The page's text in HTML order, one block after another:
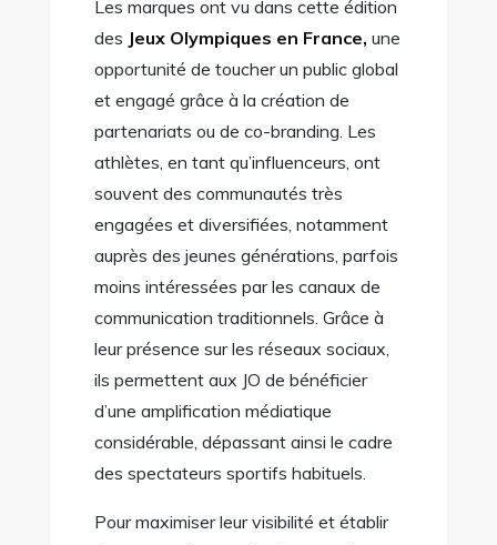
Les marques ont vu dans cette édition
des Jeux Olympiques en France, une
opportunité de toucher un public global
et engagé grâce à la création de
partenariats ou de co-branding. Les
athlètes, en tant qu’influenceurs, ont
souvent des communautés très
engagées et diversifiées, notamment
auprès des jeunes générations, parfois
moins intéressées par les canaux de
communication traditionnels. Grâce à
leur présence sur les réseaux sociaux,
ils permettent aux JO de bénéficier
d’une amplification médiatique
considérable, dépassant ainsi le cadre
des spectateurs sportifs habituels.
Pour maximiser leur visibilité et établir